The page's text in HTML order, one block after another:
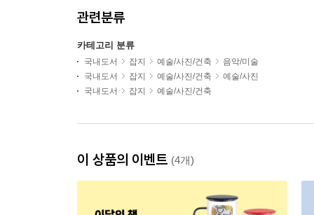
관련분류
카테고리 분류
국내도서 잡지 예술/사진/건축
음악/미술
국내도서
잡지 예술/사진/건축
예술/사진
국내도서
잡지 예술/사진/건축
이 상품의 이벤트 (4개)